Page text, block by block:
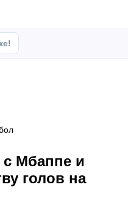
с Мбаппе и
голов на